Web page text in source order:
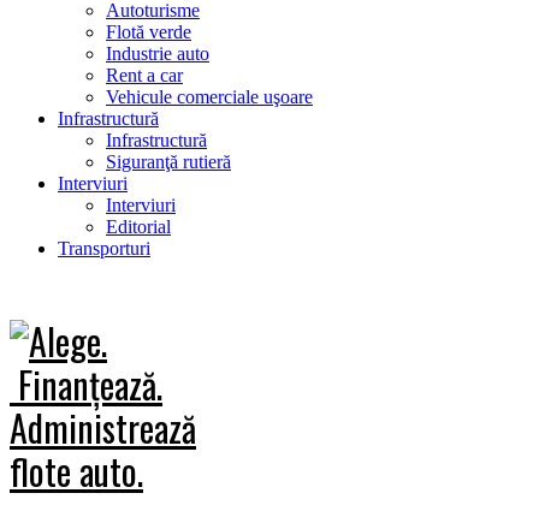
Autoturisme
Flotă verde
Industrie auto
Rent a car
Vehicule comerciale uşoare
Infrastructură
Infrastructură
Siguranţă rutieră
Interviuri
Interviuri
Editorial
Transporturi